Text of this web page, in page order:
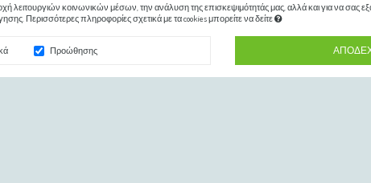
λειτουργιών κοινωνικών μέσων, την ανάλυση της επισκεψιμότητάς μας, αλλά και για να σας
Περισσότερες πληροφορίες σχετικά με τα cookies μπορείτε να δείτε
Προώθησης
μου
Ενημερώσεις